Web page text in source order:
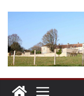
contenu